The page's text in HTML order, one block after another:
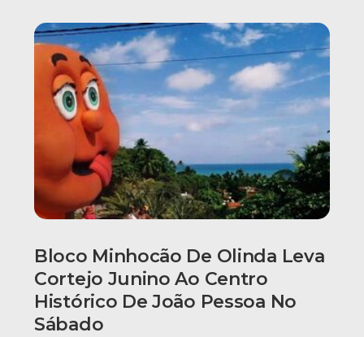
Bloco Minhocão De Olinda Leva
Cortejo Junino Ao Centro
Histórico De João Pessoa No
Sábado